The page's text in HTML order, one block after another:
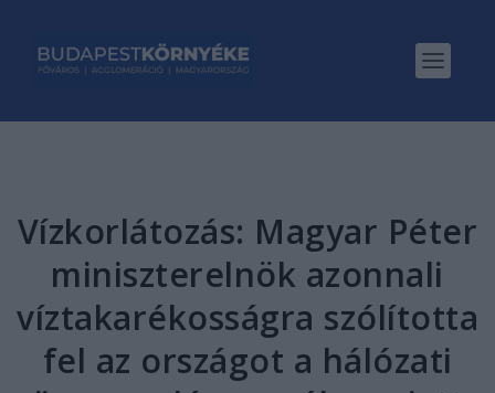
Vízkorlátozás: Magyar Péter
miniszterelnök azonnali
víztakarékosságra szólította
fel az országot a hálózati